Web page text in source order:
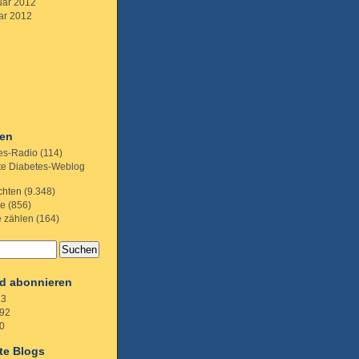
2012
2012
Radio (114)
Diabetes-Weblog
(9.348)
(856)
zählen (164)
abonnieren
Blogs